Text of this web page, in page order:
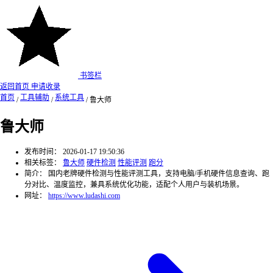
书签栏
返回首页 申请收录
首页 / 工具辅助 / 系统工具 / 鲁大师
鲁大师
发布时间：
2026-01-17 19:50:36
相关标签：
鲁大师 硬件检测 性能评测 跑分
简介：
国内老牌硬件检测与性能评测工具，支持电脑/手机硬件信息查询、跑
分对比、温度监控，兼具系统优化功能，适配个人用户与装机场景。
网址：
https://www.ludashi.com